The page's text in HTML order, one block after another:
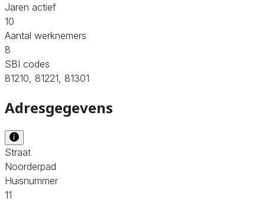
Jaren actief
10
Aantal werknemers
8
SBI codes
81210, 81221, 81301
Adresgegevens
Straat
Noorderpad
Huisnummer
11